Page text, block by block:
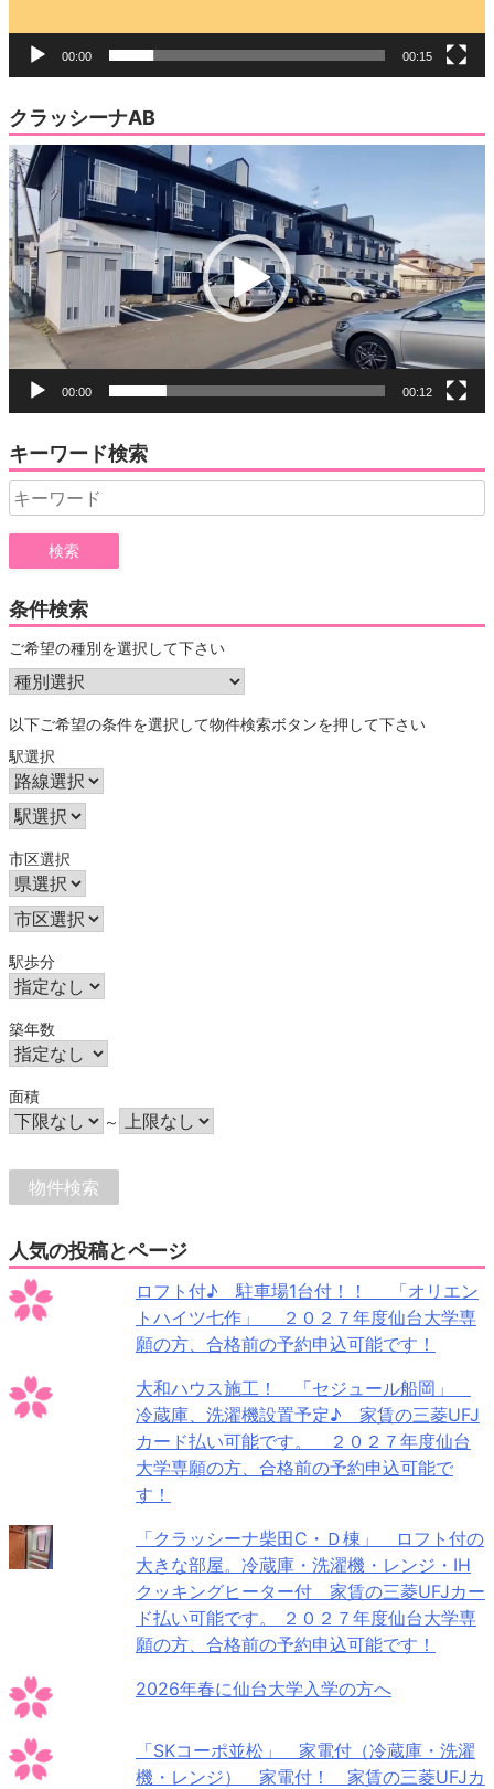
00:00 00:15
クラッシーナAB
動
画
プ
レ
ー
ヤ
ー
00:00 00:12
キーワード検索
Search
for:
条件検索
ご希望の種別を選択して下さい
以下ご希望の条件を選択して物件検索ボタンを押して下さい
駅選択
市区選択
駅歩分
築年数
面積
～
人気の投稿とページ
ロフト付♪ 駐車場1台付！！ 「オリエン
トハイツ七作」 ２０２７年度仙台大学専
願の方、合格前の予約申込可能です！
大和ハウス施工！ 「セジュール船岡」
冷蔵庫、洗濯機設置予定♪ 家賃の三菱UFJ
カード払い可能です。 ２０２７年度仙台
大学専願の方、合格前の予約申込可能で
す！
「クラッシーナ柴田C・Ｄ棟」 ロフト付の
大きな部屋。冷蔵庫・洗濯機・レンジ・IH
クッキングヒーター付 家賃の三菱UFJカー
ド払い可能です。 ２０２７年度仙台大学専
願の方、合格前の予約申込可能です！
2026年春に仙台大学入学の方へ
「SKコーポ並松」 家電付（冷蔵庫・洗濯
機・レンジ） 家電付！ 家賃の三菱UFJカ